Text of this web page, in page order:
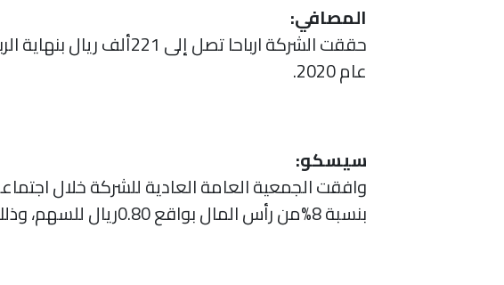
المصافي:
عام 2020.
سيسكو:
وافقت الجمعية العامة العادية للشركة خلال
بنسبة 8%من رأس المال بواقع 0.80ريال للسهم، وذلك عن العام المالي2020.